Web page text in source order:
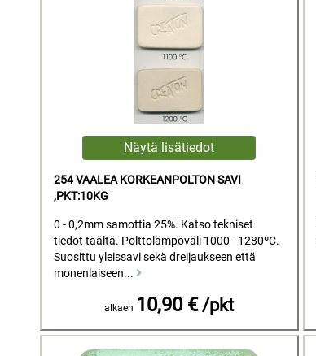
254 VAALEA KORKEANPOLTON SAVI
,PKT:10KG
0 - 0,2mm samottia 25%. Katso tekniset
tiedot täältä. Polttolämpöväli 1000 - 1280ºC.
Suosittu yleissavi sekä dreijaukseen että
monenlaiseen...
alkaen 10,90 € /pkt